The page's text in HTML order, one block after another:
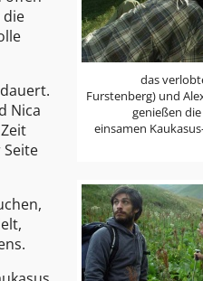
das
Furstenberg) und
genießen
einsamen
die
Nica